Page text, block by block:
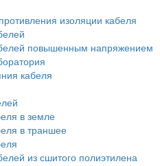
изоляции кабеля
повышенным напряжением
кабеля
в земле
в траншее
из сшитого полиэтилена